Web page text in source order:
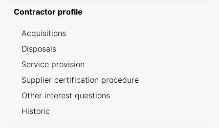
Contractor profile
Acquisitions
Disposals
Service provision
Supplier certification procedure
Other interest questions
Historic